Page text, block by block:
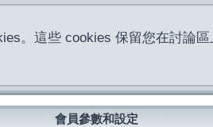
。這些 cookies 保留您在討論
會員參數和設定